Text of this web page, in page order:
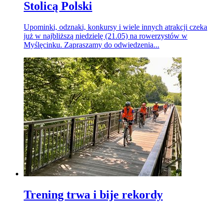
Stolicą Polski
Upominki, odznaki, konkursy i wiele innych atrakcji czeka
już w najbliższą niedzielę (21.05) na rowerzystów w
Myślęcinku. Zapraszamy do odwiedzenia...
Trening trwa i bije rekordy